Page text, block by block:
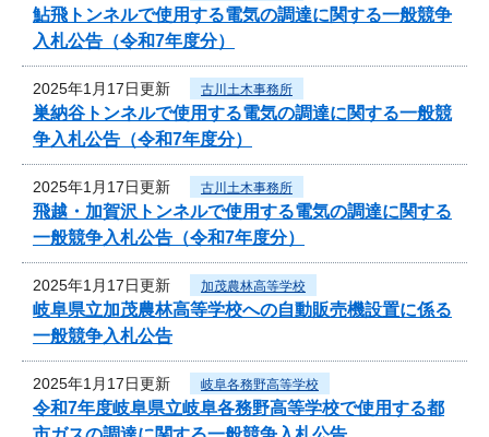
鮎飛トンネルで使用する電気の調達に関する一般競争
入札公告（令和7年度分）
2025年1月17日更新 古川土木事務所
巣納谷トンネルで使用する電気の調達に関する一般競
争入札公告（令和7年度分）
2025年1月17日更新 古川土木事務所
飛越・加賀沢トンネルで使用する電気の調達に関する
一般競争入札公告（令和7年度分）
2025年1月17日更新 加茂農林高等学校
岐阜県立加茂農林高等学校への自動販売機設置に係る
一般競争入札公告
2025年1月17日更新 岐阜各務野高等学校
令和7年度岐阜県立岐阜各務野高等学校で使用する都